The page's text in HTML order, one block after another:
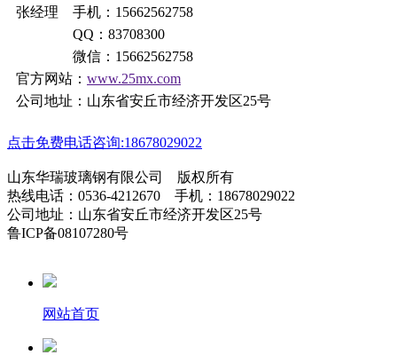
张经理 手机：15662562758
QQ：83708300
微信：15662562758
官方网站： www.25mx.com
公司地址：山东省安丘市经济开发区25号
点击免费电话咨询:18678029022
山东华瑞玻璃钢有限公司 版权所有
热线电话：0536-4212670 手机：18678029022
公司地址：山东省安丘市经济开发区25号
鲁ICP备08107280号
网站首页